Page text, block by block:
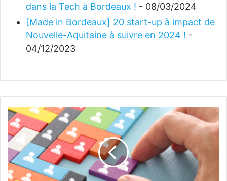
dans la Tech à Bordeaux ! - 08/03/2024
[Made in Bordeaux] 20 start-up à impact de
Nouvelle-Aquitaine à suivre en 2024 ! -
04/12/2023